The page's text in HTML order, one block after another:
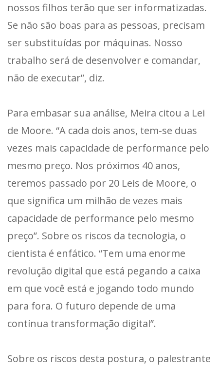
nossos filhos terão que ser informatizadas.
Se não são boas para as pessoas, precisam
ser substituídas por máquinas. Nosso
trabalho será de desenvolver e comandar,
não de executar”, diz.
Para embasar sua análise, Meira citou a Lei
de Moore. “A cada dois anos, tem-se duas
vezes mais capacidade de performance pelo
mesmo preço. Nos próximos 40 anos,
teremos passado por 20 Leis de Moore, o
que significa um milhão de vezes mais
capacidade de performance pelo mesmo
preço”. Sobre os riscos da tecnologia, o
cientista é enfático. “Tem uma enorme
revolução digital que está pegando a caixa
em que você está e jogando todo mundo
para fora. O futuro depende de uma
contínua transformação digital”.
Sobre os riscos desta postura, o palestrante